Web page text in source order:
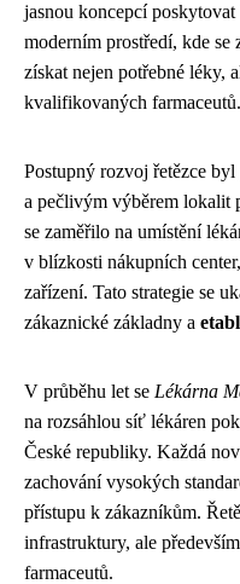
jasnou koncepcí
moderním prostředí, kde
získat nejen potřebné léky,
kvalifikovaných farmaceutů.
Postupný rozvoj řetězce
a pečlivým výběrem lokalit
se zaměřilo na umístění
v blízkosti nákupních
zařízení. Tato strategie se
zákaznické základny a
V průběhu let se Lékárna
na rozsáhlou síť lékáren
České republiky. Každá
zachování vysokých
přístupu k zákazníkům.
infrastruktury, ale
farmaceutů.